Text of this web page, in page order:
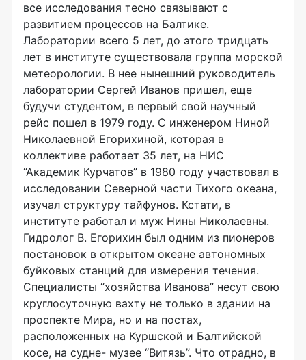
все исследования тесно связывают с
развитием процессов на Балтике.
Лаборатории всего 5 лет, до этого тридцать
лет в институте существовала группа морской
метеорологии. В нее нынешний руководитель
лаборатории Сергей Иванов пришел, еще
будучи студентом, в первый свой научный
рейс пошел в 1979 году. С инженером Ниной
Николаевной Егорихиной, которая в
коллективе работает 35 лет, на НИС
“Академик Курчатов” в 1980 году участвовал в
исследовании Северной части Тихого океана,
изучал структуру тайфунов. Кстати, в
институте работал и муж Нины Николаевны.
Гидролог В. Егорихин был одним из пионеров
постановок в открытом океане автономных
буйковых станций для измерения течения.
Специалисты “хозяйства Иванова” несут свою
круглосуточную вахту не только в здании на
проспекте Мира, но и на постах,
расположенных на Куршской и Балтийской
косе, на судне- музее “Витязь”. Что отрадно, в